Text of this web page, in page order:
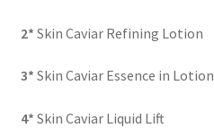
2* Skin Caviar Refining Lotion
3* Skin Caviar Essence in Lotion
4* Skin Caviar Liquid Lift